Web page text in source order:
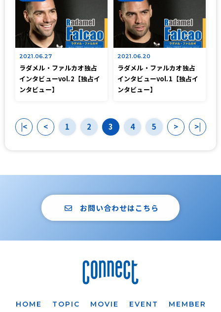
2021.06.27
ラダメル・ファルカオ独占
インタビューvol.2【独占イ
ンタビュー】
2021.06.20
ラダメル・ファルカオ独占
インタビューvol.1【独占イ
ンタビュー】
|< < 1 2 3 4 5 > >|
お問い合わせはこちら
HOME TOPIC MOVIE EVENT MEMBER